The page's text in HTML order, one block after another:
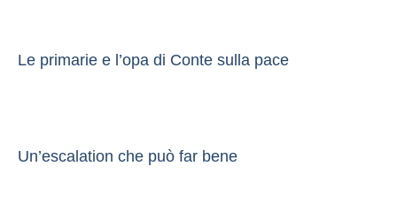
Le primarie e l’opa di Conte sulla pace
Un’escalation che può far bene